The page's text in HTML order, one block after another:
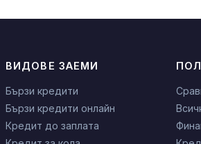
ВИДОВЕ ЗАЕМИ
Бързи кредити
Бързи кредити онлайн
Кредит до заплата